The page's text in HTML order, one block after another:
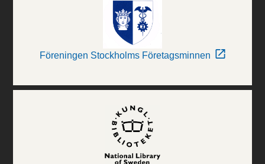
Föreningen Stockholms Företagsminnen